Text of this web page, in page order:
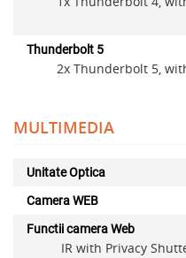
Thunderbolt 5
2x Thunderbolt 5,
MULTIMEDIA
Unitate Optica
Camera WEB
Functii camera Web
IR with Privacy